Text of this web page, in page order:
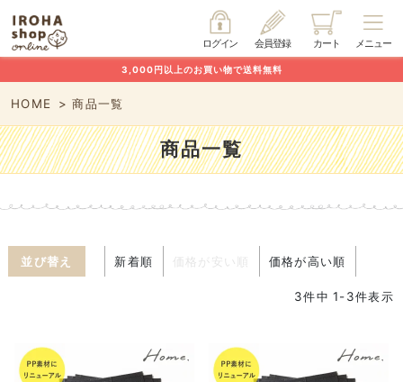
メニュー
カート
会員登録
ログイン
3,000円以上のお買い物で送料無料
HOME 商品一覧
商品一覧
並び替え 新着順 価格が安い順 価格が高い順
3件中 1-3件表示